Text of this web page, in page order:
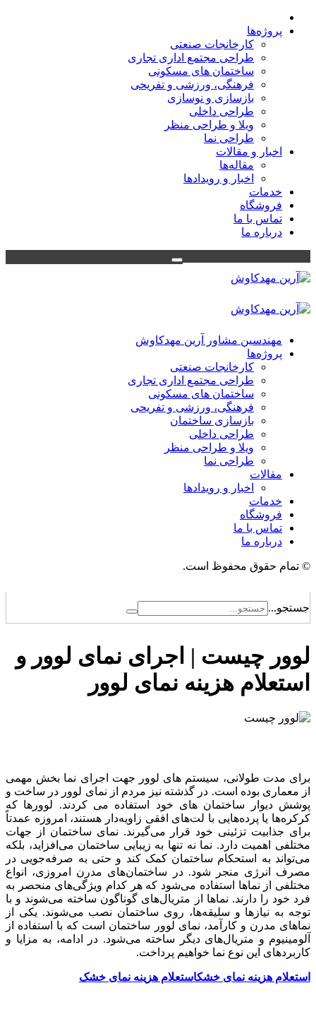
پروژه‌ها
کارخانجات صنعتی
طراحی مجتمع اداری تجاری
ساختمان های مسکونی
فرهنگی، ورزشی و تفریحی
بازسازی و نوسازی
طراحی داخلی
ویلا و طراحی منظر
طراحی نما
اخبار و مقالات
مقاله‌ها
اخبار و رویدادها
خدمات
فروشگاه
تماس با ما
درباره ما
مهندسین مشاور آرین مهدکاوش
پروژه‌ها
کارخانجات صنعتی
طراحی مجتمع اداری تجاری
ساختمان های مسکونی
فرهنگی، ورزشی و تفریحی
بازسازی ساختمان
طراحی داخلی
ویلا و طراحی منظر
طراحی نما
مقالات
اخبار و رویدادها
خدمات
فروشگاه
تماس با ما
درباره ما
© تمام حقوق محفوظ است.
جستجو...
لوور چیست | اجرای نمای لوور و
استعلام هزینه نمای لوور
برای مدت طولانی، سیستم های لوور جهت اجرای نما بخش مهمی
از معماری بوده است. در گذشته نیز مردم از نمای لوور در ساخت و
پوشش دیوار ساختمان های خود استفاده می کردند. لوورها که
کرکره‌ها یا پرده‌هایی با لت‌های افقی زاویه‌دار هستند، امروزه عمدتاً
برای جذابیت تزئینی خود قرار می‌گیرند. نمای ساختمان از جهات
مختلفی اهمیت دارد. نما نه تنها به زیبایی ساختمان می‌افزاید، بلکه
می‌تواند به استحکام ساختمان کمک کند و حتی به صرفه‌جویی در
مصرف انرژی منجر شود. در ساختمان‌های مدرن امروزی، انواع
مختلفی از نماها استفاده می‌شود که هر کدام ویژگی‌های منحصر به
فرد خود را دارند. نماها از متریال‌های گوناگون ساخته می‌شوند و با
توجه به نیازها و سلیقه‌ها، روی ساختمان نصب می‌شوند. یکی از
نماهای مدرن و کارآمد، نمای لوور ساختمان است که با استفاده از
آلومینیوم و متریال‌های دیگر ساخته می‌شود. در ادامه، به مزایا و
کاربردهای این نوع نما خواهیم پرداخت.
استعلام هزینه نمای خشکاستعلام هزینه نمای خشک